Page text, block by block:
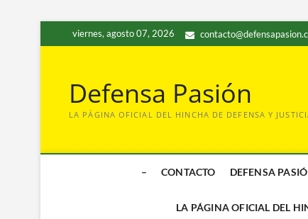
al
viernes, agosto 07, 2026
Defensa Pasión
LA PÁGINA OFICIAL DEL HINCHA DE DEFENSA Y
– CONTACTO DEFENSA
LA PÁGINA OFICIAL DEL